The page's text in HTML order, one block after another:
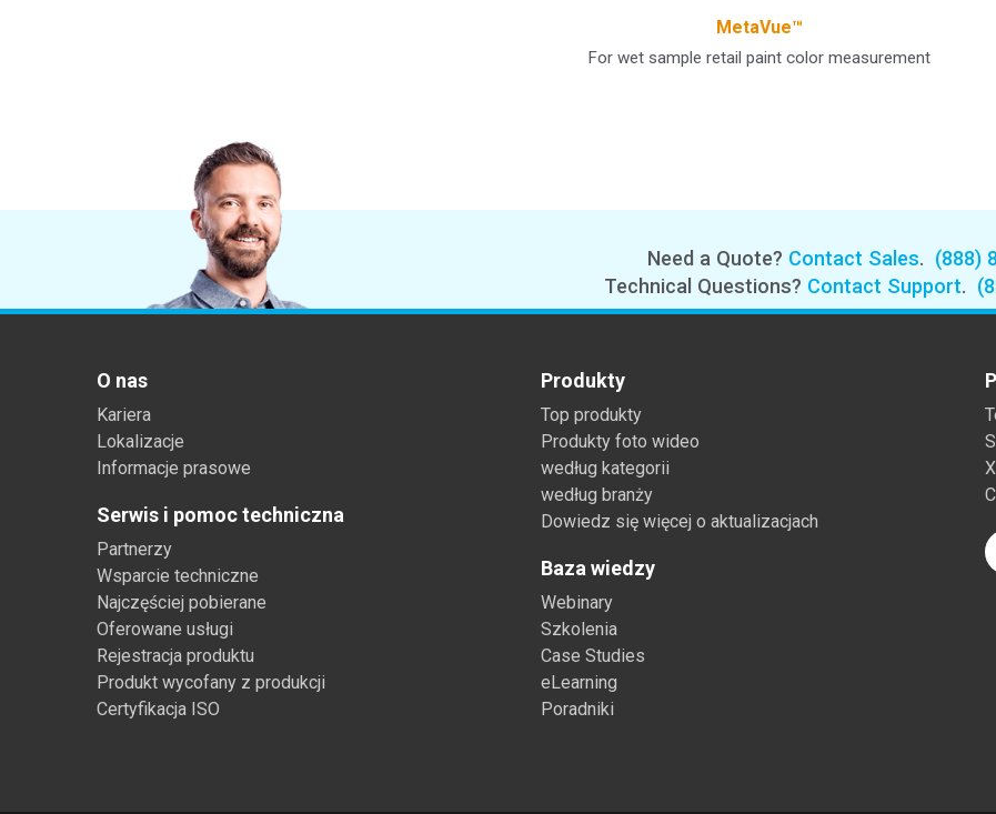
MetaVue™
For wet sample retail paint color measurement
Need a Quote? Contact Sales. (888)
Technical Questions? Contact Support.
O nas
Kariera
Lokalizacje
Informacje prasowe
Serwis i pomoc techniczna
Partnerzy
Wsparcie techniczne
Najczęściej pobierane
Oferowane usługi
Rejestracja produktu
Produkt wycofany z produkcji
Certyfikacja ISO
Produkty
Top produkty
Produkty foto wideo
według kategorii
według branży
Dowiedz się więcej o aktualizacjach
Baza wiedzy
Webinary
Szkolenia
Case Studies
eLearning
Poradniki